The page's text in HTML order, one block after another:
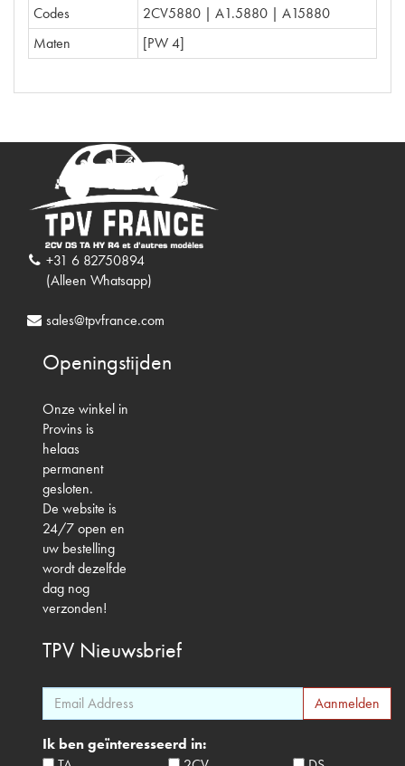
Codes
2CV5880 | A1.5880 | A15880
Maten
[PW 4]
+31 6 82750894
(Alleen Whatsapp)
sales@tpvfrance.com
Openingstijden
Onze winkel in
Provins is
helaas
permanent
gesloten.
De website is
24/7 open en
uw bestelling
wordt dezelfde
dag nog
verzonden!
TPV Nieuwsbrief
Ik ben geïnteresseerd in: